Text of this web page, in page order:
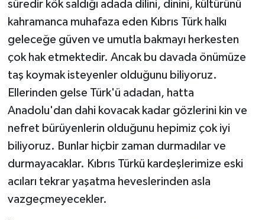
süredir kök saldığı adada dilini, dinini, kültürünü
kahramanca muhafaza eden Kıbrıs Türk halkı
geleceğe güven ve umutla bakmayı herkesten
çok hak etmektedir. Ancak bu davada önümüze
taş koymak isteyenler olduğunu biliyoruz.
Ellerinden gelse Türk'ü adadan, hatta
Anadolu'dan dahi kovacak kadar gözlerini kin ve
nefret bürüyenlerin olduğunu hepimiz çok iyi
biliyoruz. Bunlar hiçbir zaman durmadılar ve
durmayacaklar. Kıbrıs Türkü kardeşlerimize eski
acıları tekrar yaşatma heveslerinden asla
vazgeçmeyecekler.